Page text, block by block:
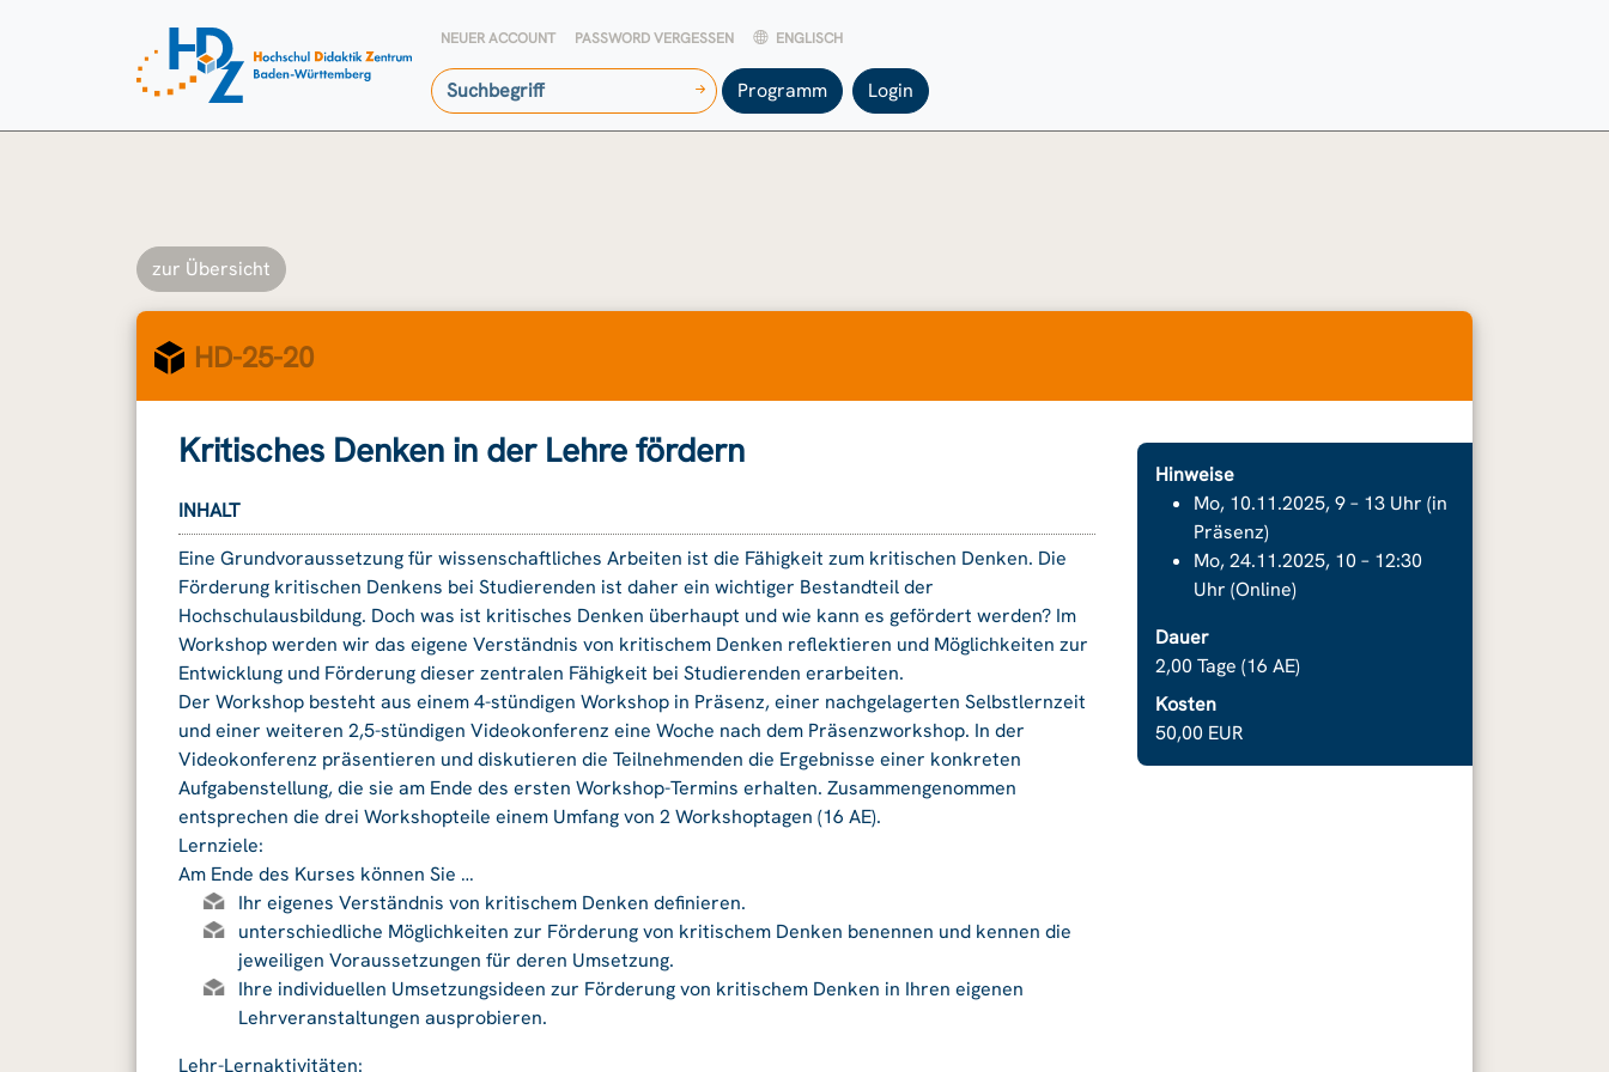
NEUER ACCOUNT PASSWORD VERGESSEN ENGLISCH
Programm Login
zur Übersicht
HD-25-20
Kritisches Denken in der Lehre fördern
INHALT
Eine Grundvoraussetzung für wissenschaftliches Arbeiten ist die Fähigkeit zum kritischen Denken. Die
Förderung kritischen Denkens bei Studierenden ist daher ein wichtiger Bestandteil der
Hochschulausbildung. Doch was ist kritisches Denken überhaupt und wie kann es gefördert werden? Im
Workshop werden wir das eigene Verständnis von kritischem Denken reflektieren und Möglichkeiten zur
Entwicklung und Förderung dieser zentralen Fähigkeit bei Studierenden erarbeiten.
Der Workshop besteht aus einem 4-stündigen Workshop in Präsenz, einer nachgelagerten Selbstlernzeit
und einer weiteren 2,5-stündigen Videokonferenz eine Woche nach dem Präsenzworkshop. In der
Videokonferenz präsentieren und diskutieren die Teilnehmenden die Ergebnisse einer konkreten
Aufgabenstellung, die sie am Ende des ersten Workshop-Termins erhalten. Zusammengenommen
entsprechen die drei Workshopteile einem Umfang von 2 Workshoptagen (16 AE).
Lernziele:
Am Ende des Kurses können Sie …
Ihr eigenes Verständnis von kritischem Denken definieren.
unterschiedliche Möglichkeiten zur Förderung von kritischem Denken benennen und kennen die
jeweiligen Voraussetzungen für deren Umsetzung.
Ihre individuellen Umsetzungsideen zur Förderung von kritischem Denken in Ihren eigenen
Lehrveranstaltungen ausprobieren.
Lehr-Lernaktivitäten:
Hinweise
Mo, 10.11.2025, 9 – 13 Uhr (in
Präsenz)
Mo, 24.11.2025, 10 – 12:30
Uhr (Online)
Dauer
2,00 Tage (16 AE)
Kosten
50,00 EUR